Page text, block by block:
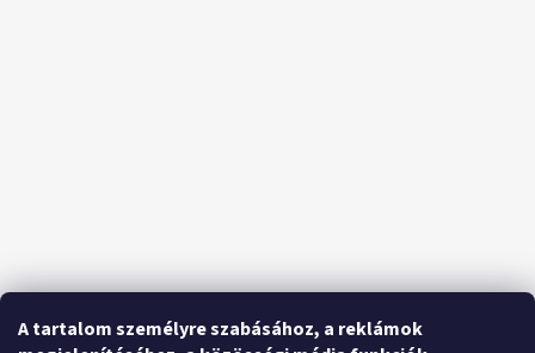
A tartalom személyre szabásához, a reklámok